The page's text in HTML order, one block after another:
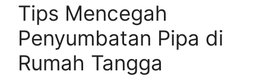
Tips Mencegah
Penyumbatan Pipa di
Rumah Tangga